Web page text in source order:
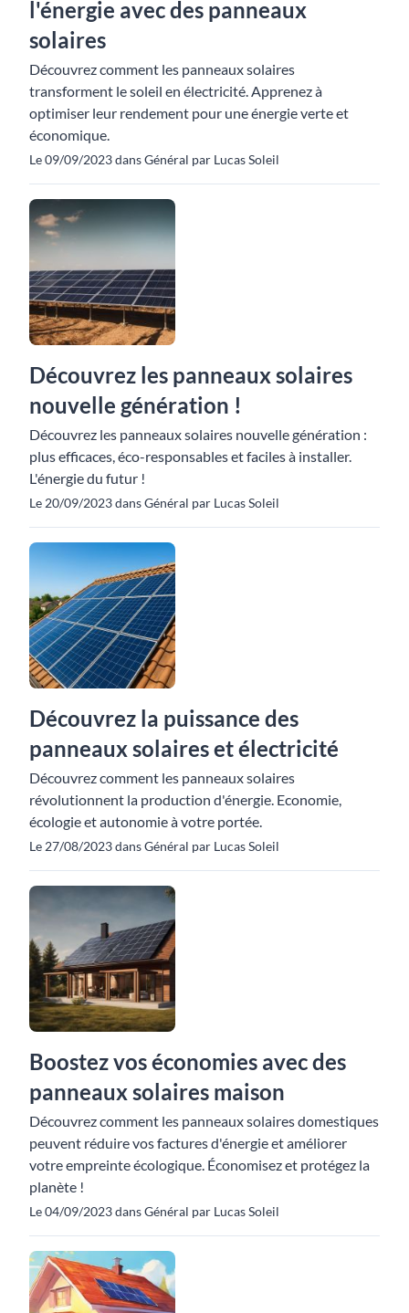
l'énergie avec des panneaux
solaires
Découvrez comment les panneaux solaires
transforment le soleil en électricité. Apprenez à
optimiser leur rendement pour une énergie verte et
économique.
Le 09/09/2023 dans Général par Lucas Soleil
Découvrez les panneaux solaires
nouvelle génération !
Découvrez les panneaux solaires nouvelle génération :
plus efficaces, éco-responsables et faciles à installer.
L'énergie du futur !
Le 20/09/2023 dans Général par Lucas Soleil
Découvrez la puissance des
panneaux solaires et électricité
Découvrez comment les panneaux solaires
révolutionnent la production d'énergie. Economie,
écologie et autonomie à votre portée.
Le 27/08/2023 dans Général par Lucas Soleil
Boostez vos économies avec des
panneaux solaires maison
Découvrez comment les panneaux solaires domestiques
peuvent réduire vos factures d'énergie et améliorer
votre empreinte écologique. Économisez et protégez la
planète !
Le 04/09/2023 dans Général par Lucas Soleil